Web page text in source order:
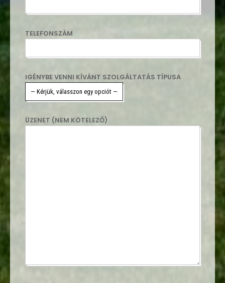
TELEFONSZÁM
IGÉNYBE VENNI KÍVÁNT SZOLGÁLTATÁS TÍPUSA
ÜZENET (NEM KÖTELEZŐ)